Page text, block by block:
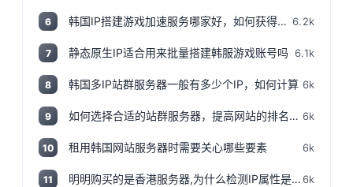
6 韩国IP搭建游戏加速服务哪家好，如何获得韩国IP 6.2k
7 静态原生IP适合用来批量搭建韩服游戏账号吗 6.1k
8 韩国多IP站群服务器一般有多少个IP，如何计算 6k
9 如何选择合适的站群服务器，提高网站的排名和流量 6k
10 租用韩国网站服务器时需要关心哪些要素 6k
11 明明购买的是香港服务器,为什么检测IP属性是归美国?「视频+文案」6k